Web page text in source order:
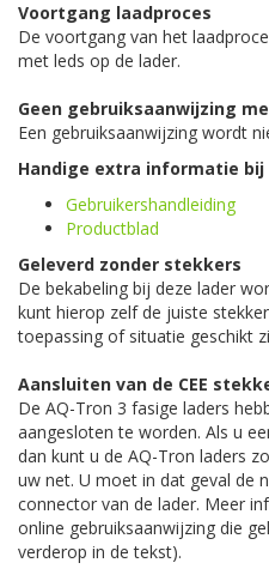
Voortgang laadproces
De voortgang van het
met leds op de lader.
Geen gebruiksaanwijzing
Een gebruiksaanwijzing wordt
Handige extra informatie bij
Gebruikershandleiding
Productblad
Geleverd zonder stekkers
De bekabeling bij deze lader
kunt hierop zelf de juiste
toepassing of situatie geschikt
Aansluiten van de CEE
De AQ-Tron 3 fasige laders
aangesloten te worden. Als u
dan kunt u de AQ-Tron laders
uw net. U moet in dat geval de
connector van de lader. Meer
online gebruiksaanwijzing die
verderop in de tekst).